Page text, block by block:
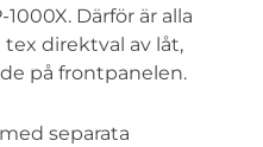
Därför är alla
direktval av låt,
på frontpanelen.
separata